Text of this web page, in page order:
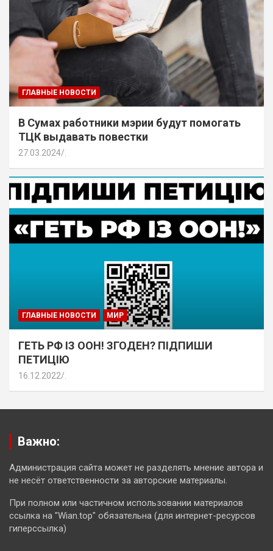
ГЛАВНЫЕ НОВОСТИ
В Сумах работники мэрии будут помогать
ТЦК выдавать повестки
27.03.2024
ГЛАВНЫЕ НОВОСТИ МИР
ГЕТЬ РФ ІЗ ООН! ЗГОДЕН? ПІДПИШИ
ПЕТИЦІЮ
16.12.2022
Важно:
Администрация сайта может не разделять мнение автора и
не несёт ответственности за авторские материалы.
При полном или частичном использовании материалов
ссылка на "Wian.top" обязательна (для интернет-ресурсов
гиперссылка)